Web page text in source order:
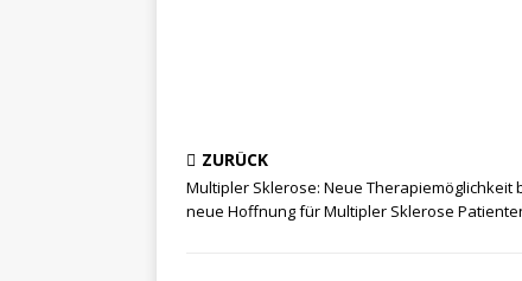
ZURÜCK
Multipler Sklerose: Neue Therapiemöglichkeit
neue Hoffnung für Multipler Sklerose